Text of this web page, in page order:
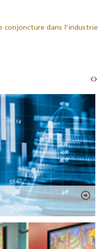
conjoncture dans l’industrie